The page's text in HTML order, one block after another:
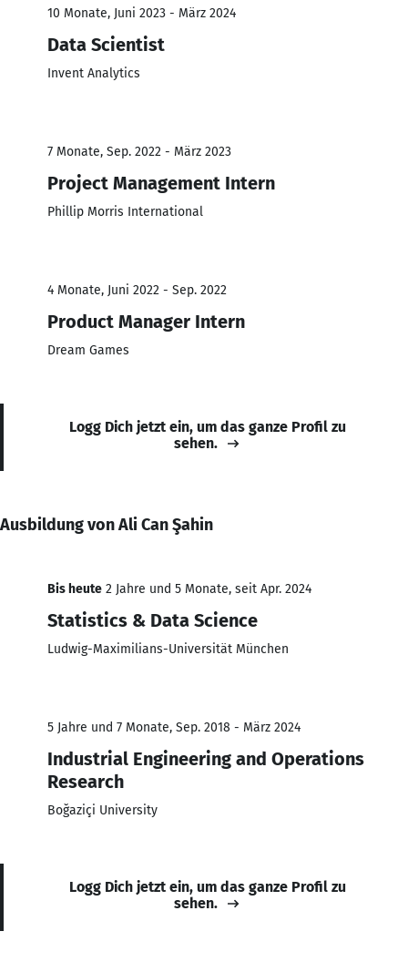
10 Monate, Juni 2023 - März 2024
Data Scientist
Invent Analytics
7 Monate, Sep. 2022 - März 2023
Project Management Intern
Phillip Morris International
4 Monate, Juni 2022 - Sep. 2022
Product Manager Intern
Dream Games
Logg Dich jetzt ein, um das ganze Profil zu
sehen.
Ausbildung von Ali Can Şahin
Bis heute 2 Jahre und 5 Monate, seit Apr. 2024
Statistics & Data Science
Ludwig-Maximilians-Universität München
5 Jahre und 7 Monate, Sep. 2018 - März 2024
Industrial Engineering and Operations
Research
Boğaziçi University
Logg Dich jetzt ein, um das ganze Profil zu
sehen.